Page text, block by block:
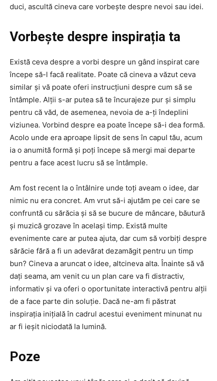
duci, ascultă cineva care vorbește despre nevoi sau idei.
Vorbește despre inspirația ta
Există ceva despre a vorbi despre un gând inspirat care
începe să-l facă realitate. Poate că cineva a văzut ceva
similar și vă poate oferi instrucțiuni despre cum să se
întâmple. Alții s-ar putea să te încurajeze pur și simplu
pentru că văd, de asemenea, nevoia de a-ți îndeplini
viziunea. Vorbind despre ea poate începe să-i dea formă.
Acolo unde era aproape lipsit de sens în capul tău, acum
ia o anumită formă și poți începe să mergi mai departe
pentru a face acest lucru să se întâmple.
Am fost recent la o întâlnire unde toți aveam o idee, dar
nimic nu era concret. Am vrut să-i ajutăm pe cei care se
confruntă cu sărăcia și să se bucure de mâncare, băutură
și muzică grozave în același timp. Există multe
evenimente care ar putea ajuta, dar cum să vorbiți despre
sărăcie fără a fi un adevărat dezamăgit pentru un timp
bun? Cineva a aruncat o idee, altcineva alta. Înainte să vă
dați seama, am venit cu un plan care va fi distractiv,
informativ și va oferi o oportunitate interactivă pentru alții
de a face parte din soluție. Dacă ne-am fi păstrat
inspirația inițială în cadrul acestui eveniment minunat nu
ar fi ieșit niciodată la lumină.
Poze